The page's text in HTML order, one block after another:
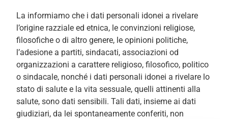
La informiamo che i dati personali idonei a rivelare
l’origine razziale ed etnica, le convinzioni religiose,
filosofiche o di altro genere, le opinioni politiche,
l’adesione a partiti, sindacati, associazioni od
organizzazioni a carattere religioso, filosofico, politico
o sindacale, nonché i dati personali idonei a rivelare lo
stato di salute e la vita sessuale, quelli attinenti alla
salute, sono dati sensibili. Tali dati, insieme ai dati
giudiziari, da lei spontaneamente conferiti, non